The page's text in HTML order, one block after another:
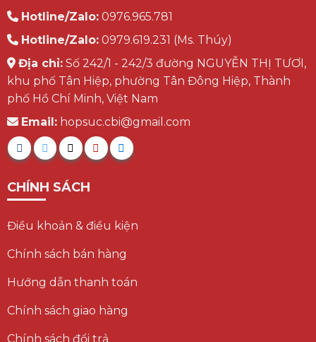
Hotline/Zalo:0976.965.781
Hotline/Zalo:0979.619.231 (Ms. Thúy)
Địa chỉ:Số 242/1 - 242/3 đường NGUYỄN THỊ TƯƠI,
khu phố Tân Hiệp, phường Tân Đông Hiệp, Thành
phố Hồ Chí Minh, Việt Nam
Email:hopsuc.cbi@gmail.com
CHÍNH SÁCH
Điều khoản & điều kiện
Chính sách bán hàng
Hướng dẫn thanh toán
Chính sách giao hàng
Chính sách đổi trả